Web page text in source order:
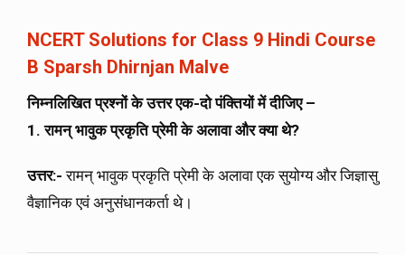
NCERT Solutions for Class 9 Hindi Course
B Sparsh Dhirnjan Malve
निम्नलिखित प्रश्नों के उत्तर एक-दो पंक्तियों में दीजिए –
1. रामन् भावुक प्रकृति प्रेमी के अलावा और क्या थे?
उत्तर:-रामन् भावुक प्रकृति प्रेमी के अलावा एक सुयोग्य और जिज्ञासु
वैज्ञानिक एवं अनुसंधानकर्ता थे।